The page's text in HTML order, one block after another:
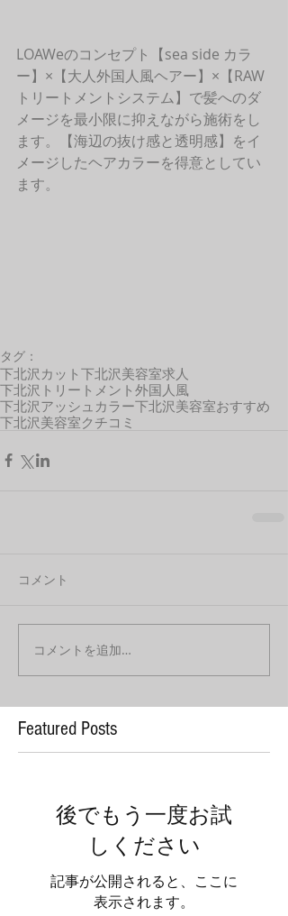
LOAWeのコンセプト【sea side カラ
ー】×【大人外国人風ヘアー】×【RAW
トリートメントシステム】で髪へのダ
メージを最小限に抑えながら施術をし
ます。【海辺の抜け感と透明感】をイ
メージしたヘアカラーを得意としてい
ます。
タグ：
下北沢カット 下北沢美容室求人
下北沢トリートメント 外国人風
下北沢アッシュカラー下北沢美容室おすすめ
下北沢美容室クチコミ
コメント
コメントを追加…
Featured Posts
後でもう一度お試
しください
記事が公開されると、ここに
表示されます。